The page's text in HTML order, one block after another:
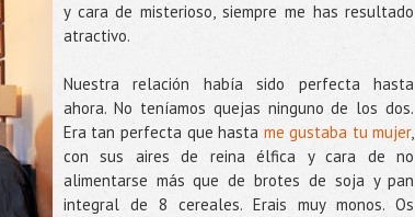
y cara de misterioso, siempre me has resultado
atractivo.
Nuestra relación había sido perfecta hasta
ahora. No teníamos quejas ninguno de los dos.
Era tan perfecta que hasta me gustaba tu mujer,
con sus aires de reina élfica y cara de no
alimentarse más que de brotes de soja y pan
integral de 8 cereales. Erais muy monos. Os